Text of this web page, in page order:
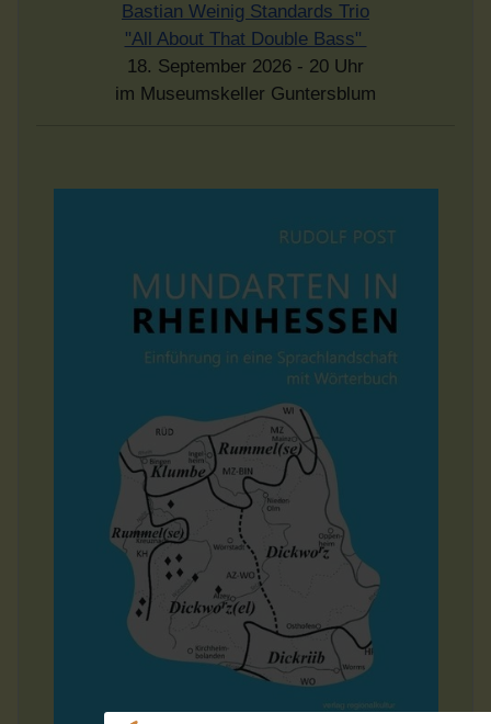
Bastian Weinig Standards Trio
"All About That Double Bass"
18. September 2026 - 20 Uhr
im Museumskeller Guntersblum